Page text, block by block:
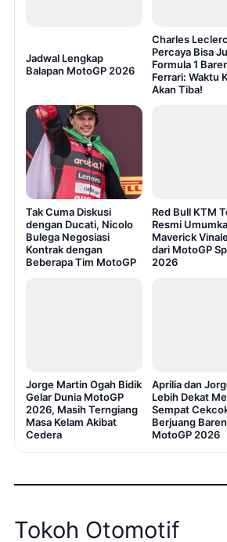
Jadwal Lengkap
Balapan MotoGP 2026
Charles
Percaya Bisa
Formula 1
Ferrari: Waktu
Akan Tiba!
Tak Cuma Diskusi
dengan Ducati, Nicolo
Bulega Negosiasi
Kontrak dengan
Beberapa Tim MotoGP
Red Bull KTM
Resmi
Maverick
dari MotoGP
2026
Jorge Martin Ogah Bidik
Gelar Dunia MotoGP
2026, Masih Terngiang
Masa Kelam Akibat
Cedera
Aprilia dan
Lebih Dekat
Sempat
Berjuang
MotoGP 2026
Tokoh Otomotif